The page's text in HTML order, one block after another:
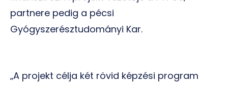
partnere pedig a pécsi
Gyógyszerésztudományi Kar.
„A projekt célja két rövid képzési program